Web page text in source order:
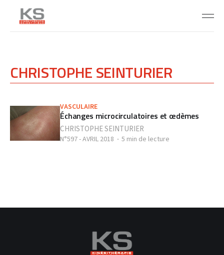
CHRISTOPHE SEINTURIER
VASCULAIRE
Échanges microcirculatoires et œdèmes
CHRISTOPHE SEINTURIER
N°597 - AVRIL 2018 5 min de lecture